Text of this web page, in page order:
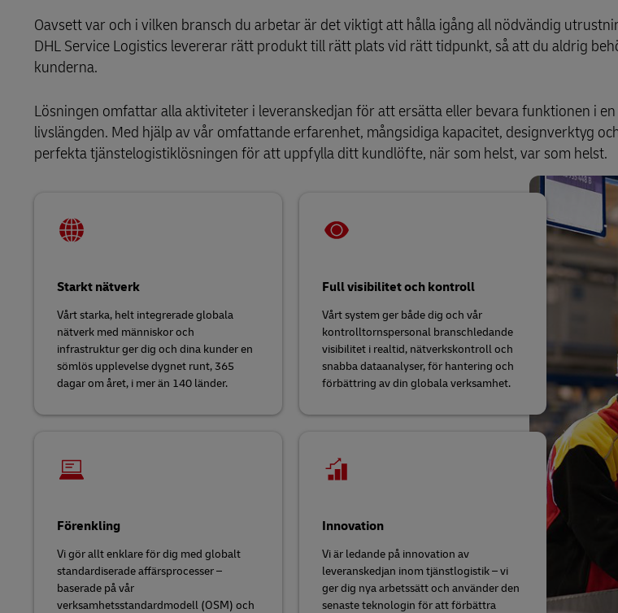
DHL SameDay
LifeTrack
Läs om portaler
Läs om portaler
Tjänstelogistik
Lead Logistics Partner
Klinisk Logistik
Teknologi
Oavsett var och i vilken bransch du arbetar är det viktigt att hålla igång all nödvändig
DHL Service Logistics levererar rätt produkt till rätt plats vid rätt tidpunkt, så att du aldrig
kunderna.
Lösningen omfattar alla aktiviteter i leveranskedjan för att ersätta eller bevara funktionen i
livslängden. Med hjälp av vår omfattande erfarenhet, mångsidiga kapacitet, designverktyg
perfekta tjänstelogistiklösningen för att uppfylla ditt kundlöfte, när som helst, var som helst.
Starkt nätverk
Vårt starka, helt integrerade globala
nätverk med människor och
infrastruktur ger dig och dina kunder en
sömlös upplevelse dygnet runt, 365
dagar om året, i mer än 140 länder.
Full visibilitet och kontroll
Vårt system ger både dig och vår
kontrolltornspersonal branschledande
visibilitet i realtid, nätverkskontroll och
snabba dataanalyser, för hantering och
förbättring av din globala verksamhet.
Förenkling
Vi gör allt enklare för dig med globalt
standardiserade affärsprocesser –
baserade på vår
verksamhetsstandardmodell (OSM) och
Innovation
Vi är ledande på innovation av
leveranskedjan inom tjänstlogistik – vi
ger dig nya arbetssätt och använder den
senaste teknologin för att förbättra